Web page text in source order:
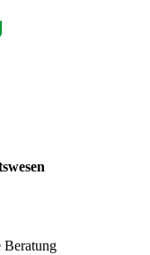
Beratung